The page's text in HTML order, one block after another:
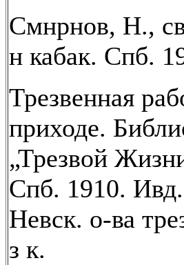
Смнрнов, Н.,
н кабак. Спб.
Трезвенная
приходе.
„Трезвой
Спб. 1910.
Невск. о-ва
з к.